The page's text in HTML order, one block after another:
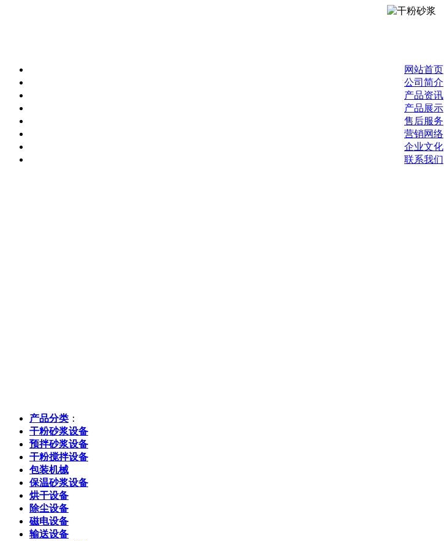
网站首页
公司简介
产品资讯
产品展示
售后服务
营销网络
企业文化
联系我们
产品分类 ：
干粉砂浆设备
预拌砂浆设备
干粉搅拌设备
包装机械
保温砂浆设备
烘干设备
除尘设备
磁电设备
输送设备